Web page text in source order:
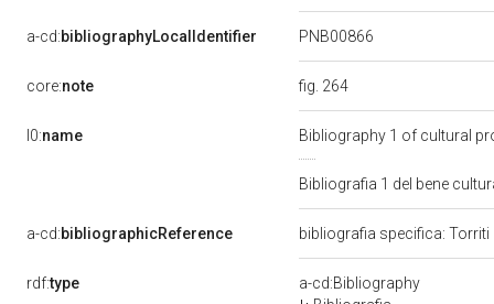
a-cd:bibliographyLocalIdentifier PNB00866
core:note fig. 264
l0:name Bibliography 1 of cultural
Bibliografia 1 del bene
a-cd:bibliographicReference bibliografia specifica: Torriti
rdf:type
a-cd:Bibliography